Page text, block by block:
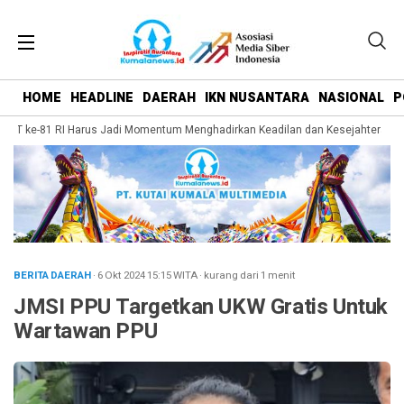
HOME HEADLINE DAERAH IKN NUSANTARA NASIONAL
ke-81 RI Harus Jadi Momentum Menghadirkan Keadilan dan Kesejahteraan
BERITA DAERAH· 6 Okt 202415:15WITA· kurang dari 1 menit
JMSI PPU Targetkan UKW Gratis Untuk
Wartawan PPU